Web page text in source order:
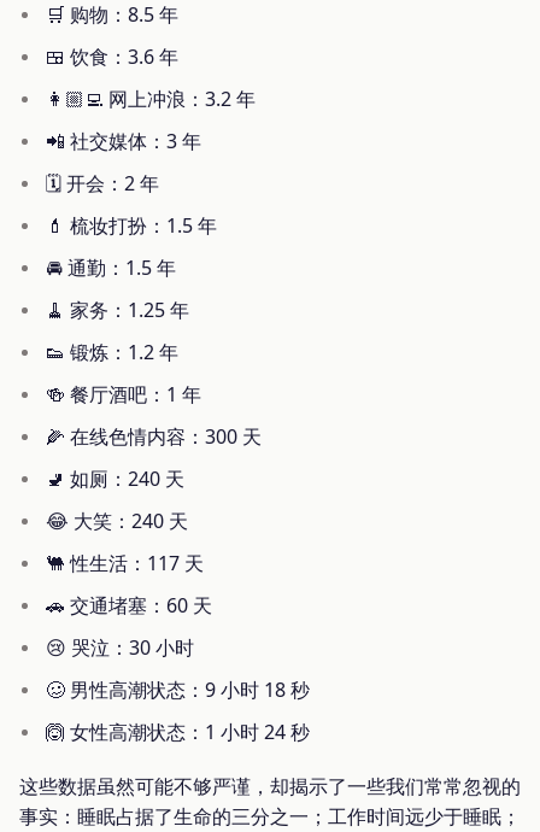
🛒 购物：8.5 年
🍱 饮食：3.6 年
👩🏼‍💻 网上冲浪：3.2 年
📲 社交媒体：3 年
🗓️ 开会：2 年
💄 梳妆打扮：1.5 年
🚘 通勤：1.5 年
🧹 家务：1.25 年
👟 锻炼：1.2 年
🍻 餐厅酒吧：1 年
🌽 在线色情内容：300 天
🚽 如厕：240 天
😂 大笑：240 天
🐫 性生活：117 天
🚗 交通堵塞：60 天
😢 哭泣：30 小时
🥴 男性高潮状态：9 小时 18 秒
🙆 女性高潮状态：1 小时 24 秒
这些数据虽然可能不够严谨，却揭示了一些我们常常忽视的
事实：睡眠占据了生命的三分之一；工作时间远少于睡眠；